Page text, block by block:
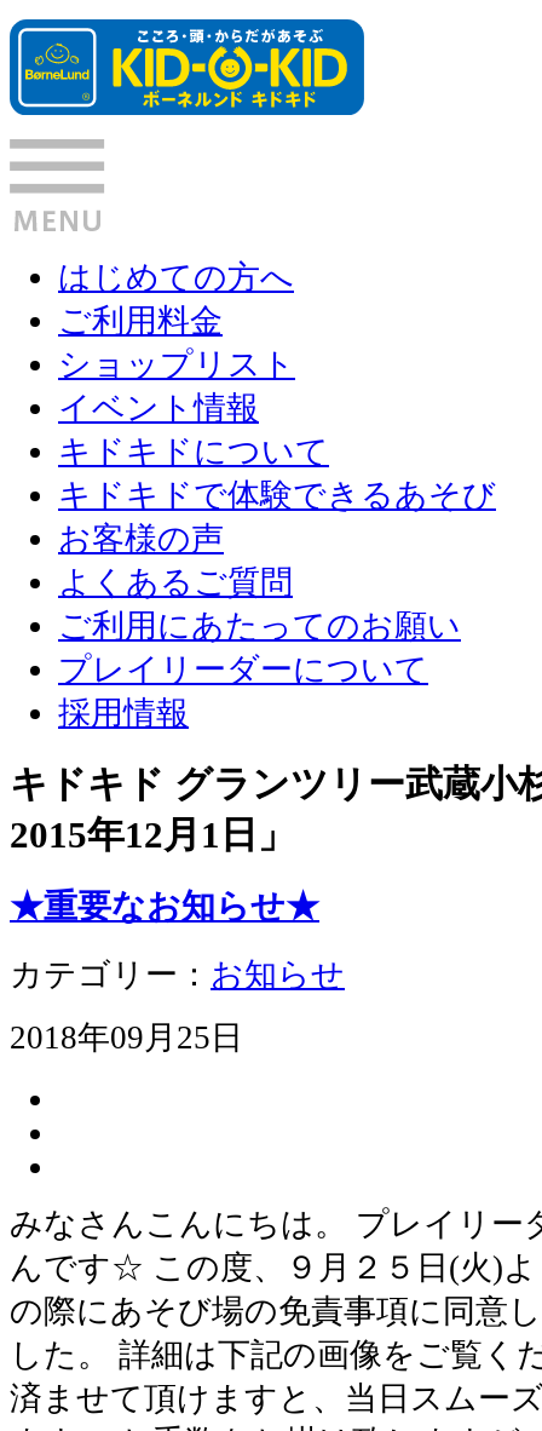
はじめての方へ
ご利用料金
ショップリスト
イベント情報
キドキドについて
キドキドで体験できるあそび
お客様の声
よくあるご質問
ご利用にあたってのお願い
プレイリーダーについて
採用情報
キドキド グランツリー武蔵
2015年12月1日 」
★重要なお知らせ★
カテゴリー： お知らせ
2018年09月25日
みなさんこんにちは。 プレイリー
んです☆ この度、９月２５日(火)
の際にあそび場の免責事項に同意
した。 詳細は下記の画像をご覧く
済ませて頂けますと、当日スムー